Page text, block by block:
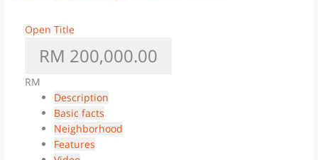
Open Title
RM 200,000.00
RM
Description
Basic facts
Neighborhood
Features